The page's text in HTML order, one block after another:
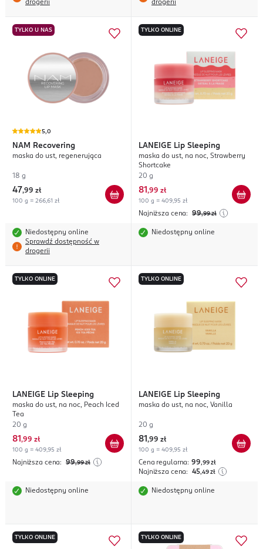
drogerii drogerii
TYLKO U NAS
5,0
NAM Recovering
maska do ust, regenerująca
18 g
47,99 zł
100 g = 266,61 zł
Niedostępny online
Sprawdź dostępność w
drogerii
TYLKO ONLINE
LANEIGE Lip Sleeping
maska do ust, na noc, Strawberry
Shortcake
20 g
81 ,99 zł
100 g = 409,95 zł
Najniższa cena: 99,99 zł
Niedostępny online
TYLKO ONLINE
LANEIGE Lip Sleeping
maska do ust, na noc, Peach Iced
Tea
20 g
81 ,99 zł
100 g = 409,95 zł
Najniższa cena: 99,99 zł
Niedostępny online
TYLKO ONLINE
LANEIGE Lip Sleeping
maska do ust, na noc, Vanilla
20 g
81 ,99 zł
100 g = 409,95 zł
Cena regularna: 99,99 zł
Najniższa cena: 45,49 zł
Niedostępny online
TYLKO ONLINE TYLKO ONLINE